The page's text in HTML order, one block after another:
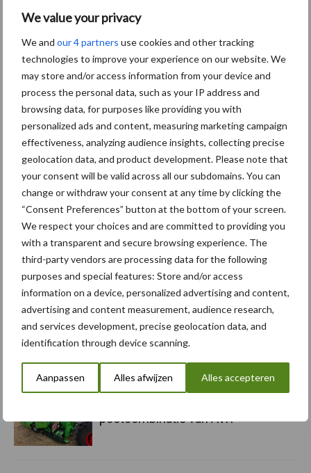
We value your privacy
We and our 4 partners use cookies and other tracking
technologies to improve your experience on our website. We
may store and/or access information from your device and
process the personal data, such as your IP address and
browsing data, for purposes like providing you with
personalized ads and content, measuring marketing campaign
effectiveness, analyzing audience insights, collecting precise
geolocation data, and product development. Please note that
your consent will be valid across all our subdomains. You can
change or withdraw your consent at any time by clicking the
“Consent Preferences” button at the bottom of your screen.
We respect your choices and are committed to providing you
with a transparent and secure browsing experience. The
third-party vendors are processing data for the following
purposes and special features: Store and/or access
information on a device, personalized advertising and content,
advertising and content measurement, audience research,
and services development, precise geolocation data, and
identification through device scanning.
Aanpassen Alles afwijzen Alles accepteren
Primaire
Sidebar
Recent nieuws Partner nieuws
"Hoge verwachtingen van schijven
voor kouters"
Albourgh Tyres breidt uit naar
nieuwe marktsegmenten
5 aug
Caterpillar breidt gamma
5 aug
Komatsu HM460-6 knikdumper legt
lat opnieuw hoger
pootcombinatie van AVR